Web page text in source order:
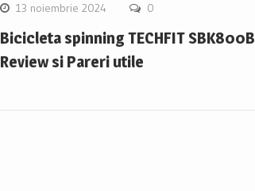
13 noiembrie 2024 0
Bicicleta spinning TECHFIT SBK800B
Review si Pareri utile